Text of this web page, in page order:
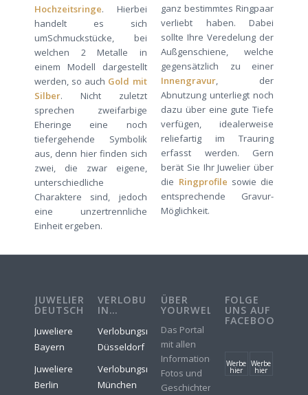
Hochzeitsringe. Hierbei
handelt es sich
umSchmuckstücke, bei
welchen 2 Metalle in
einem Modell dargestellt
werden, so auch Gold mit
Silber. Nicht zuletzt
sprechen zweifarbige
Eheringe eine noch
tiefergehende Symbolik
aus, denn hier finden sich
zwei, die zwar eigene,
unterschiedliche
Charaktere sind, jedoch
eine unzertrennliche
Einheit ergeben.
ganz bestimmtes Ringpaar
verliebt haben. Dabei
sollte Ihre Veredelung der
Außgenschiene, welche
gegensätzlich zu einer
Innengravur, der
Abnutzung unterliegt noch
dazu über eine gute Tiefe
verfügen, idealerweise
reliefartig im Trauring
erfasst werden. Gern
berät Sie Ihr Juwelier über
die Ringprofile sowie die
entsprechende Gravur-
Möglichkeit.
JUWELIERE
DEUTSCHLAND
Juweliere
Bayern
Juweliere
Berlin
VERLOBUNGSRINGE
IN…
Verlobungsringe
Düsseldorf
Verlobungsringe
München
ÜBER
YOURWELER
Das Portal
mit allen
Informationen,
Fotos und
Geschichten
FOLGE
UNS AUF
FACEBOOK
Werbe
hier
Werbe
hier